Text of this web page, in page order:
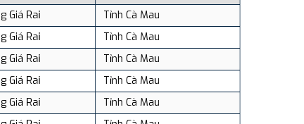
Giá Rai
Tỉnh Cà Mau
Giá Rai
Tỉnh Cà Mau
Giá Rai
Tỉnh Cà Mau
Giá Rai
Tỉnh Cà Mau
Giá Rai
Tỉnh Cà Mau